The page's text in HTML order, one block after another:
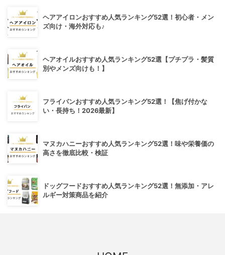
ヘアアイロンおすすめ人気ランキング52選！初心者・メン
ズ向け・海外対応も♪
ヘアオイルおすすめ人気ランキング52選【プチプラ・髪質
別やメンズ向けも！】
フライパンおすすめ人気ランキング52選！【焦げ付かな
い・長持ち！2026最新】
マヌカハニーおすすめ人気ランキング52選！味や栄養価の
高さを徹底比較・検証
ドッグフードおすすめ人気ランキング52選！無添加・アレ
ルギー対策商品を紹介